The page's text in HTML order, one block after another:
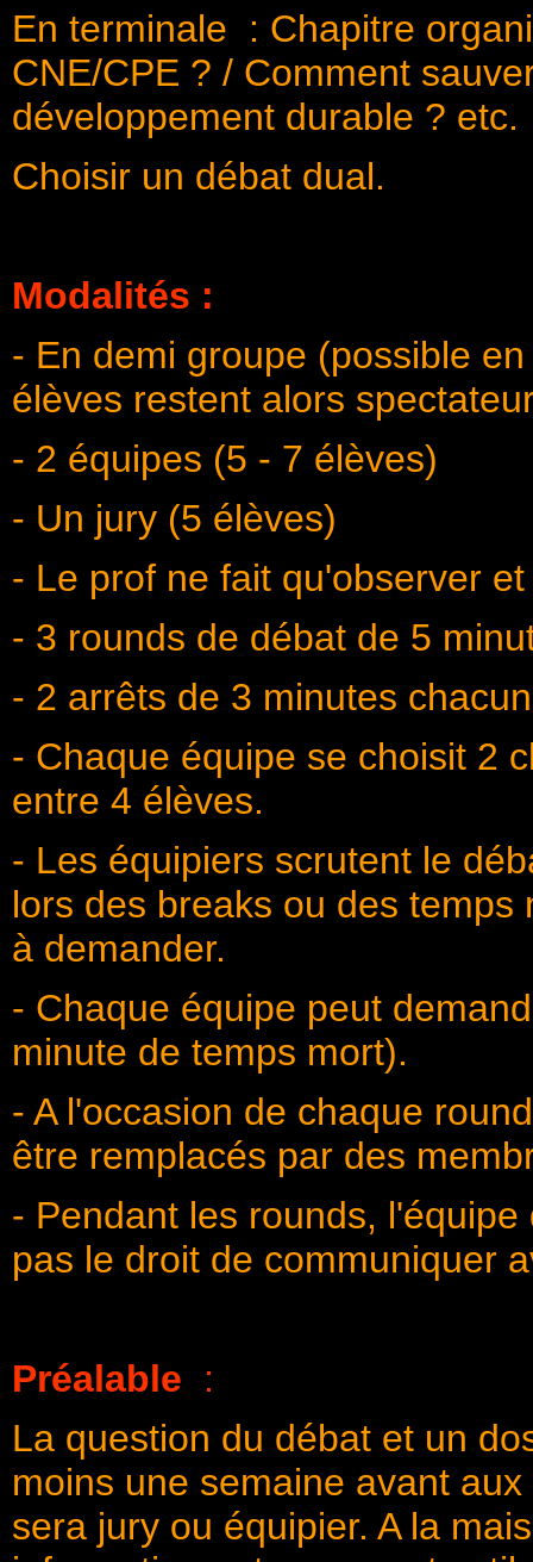
En terminale : Chapitre
CNE/CPE ? / Comment
développement durable ? etc.
Choisir un débat dual.
Modalités :
- En demi groupe (possible
élèves restent alors
- 2 équipes (5 - 7 élèves)
- Un jury (5 élèves)
- Le prof ne fait qu'observer
- 3 rounds de débat de 5
- 2 arrêts de 3 minutes chacun
- Chaque équipe se choisit 2
entre 4 élèves.
- Les équipiers scrutent le
lors des breaks ou des
à demander.
- Chaque équipe peut
minute de temps mort).
- A l'occasion de chaque
être remplacés par des
- Pendant les rounds,
pas le droit de communiquer
Préalable
:
La question du débat et un
moins une semaine avant
sera jury ou équipier. A la